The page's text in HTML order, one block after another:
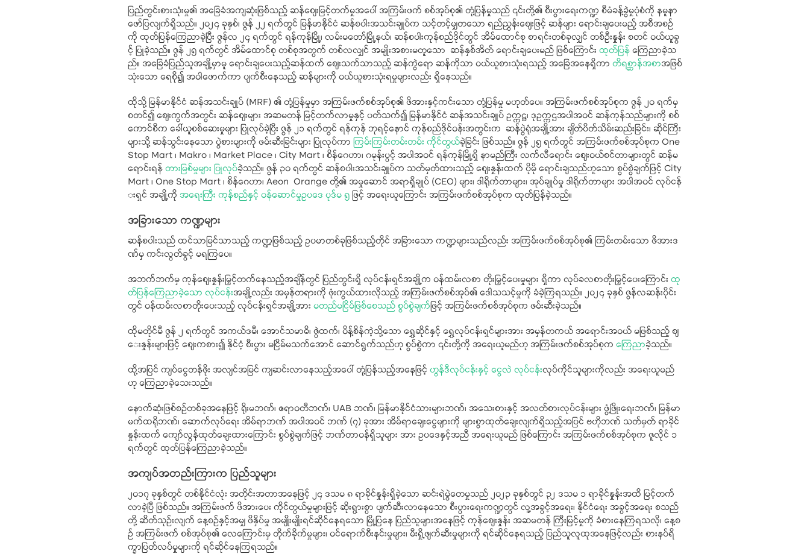
ပြည်တွင်းစားသုံးမှု၏ အခြေခံအကျဆုံးဖြစ်သည့် ဆန်စျေးမြင့်တက်မှုအပေါ် အကြမ်းဖက် စစ်အုပ်စု၏ တုံ့ပြန်မှုသည် ၎င်းတို့၏ စီးပွားရေးကဏ္ဍ စီမံခန့်ခွဲမှုပုံစံကို နမူနာ
ဖော်ပြလျက်ရှိသည်။ ၂၀၂၄ ခုနှစ်၊​ ဇွန် ၂၂ ရက်တွင် မြန်မာနိုင်ငံ ဆန်စပါးအသင်းချုပ်က သင့်တင့်မျှတသော ရည်ညွှန်းဈေးဖြင့် ဆန်များ ရောင်းချပေးမည့် အစီအစဉ်
ကို ထုတ်ပြန်ကြေညာခဲ့ပြီး ဇွန်လ ၂၄ ရက်တွင် ရန်ကုန်မြို့၊ လမ်းမတော်မြို့နယ်၊ ဆန်စပါးကုန်စည်ဒိုင်တွင် အိမ်ထောင်စု စာရင်းတစ်ခုလျှင် တစ်ဦးနှုန်း စတင် ဝယ်ယူခွ
င့် ပြုခဲ့သည်။ ဇွန် ၂၅ ရက်တွင် အိမ်ထောင်စု တစ်စုအတွက် တစ်လလျှင် အမျိုးအစားမတူသော ဆန်နှစ်အိတ် ရောင်းချပေးမည် ဖြစ်ကြောင်း ထုတ်ပြန်ကြေညာခဲ့သ
ည်။ အခြေခံပြည်သူအချို့မှာမူ ရောင်းချပေးသည့်ဆန်ထက် ဈေးသက်သာသည့် ဆန်ကွဲရော ဆန်ကိုသာ ဝယ်ယူစားသုံးရသည့် အခြေအနေရှိကာ တိရစ္ဆာန်အစာအဖြစ်
သုံးသော ရေစို၍ အဝါဖောက်ကာ ပျက်စီးနေသည့် ဆန်များကို ဝယ်ယူစားသုံးရမှုများလည်း ရှိနေသည်။
ထိုသို့ မြန်မာနိုင်ငံ ဆန်အသင်းချုပ် (MRF) ၏ တုံ့ပြန်မှုမှာ အကြမ်းဖက်စစ်အုပ်စု၏ ဖိအားနှင့်ကင်းသော တုံ့ပြန်မှု မဟုတ်ပေ။ အကြမ်းဖက်စစ်အုပ်စုက ဇွန် ၂၀ ရက်မှ
စတင်၍ ဈေးကွက်အတွင်း ဆန်ဈေးများ အဆမတန် မြင့်တက်လာမှုနှင့် ပတ်သက်၍ မြန်မာနိုင်ငံ ဆန်အသင်းချုပ် ဥက္ကဋ္ဌ၊ ဒုဥက္ကဌအပါအဝင် ဆန်ကုန်သည်များကို စစ်
ကောင်စီက ခေါ်ယူစစ်ဆေးမှုများ ပြုလုပ်ခဲ့ပြီး ဇွန် ၂၁ ရက်တွင် ရန်ကုန် ဘုရင့်နောင် ကုန်စည်ဒိုင်ဝန်းအတွင်းက ဆန်ပွဲရုံအချို့အား ချိတ်ပိတ်သိမ်းဆည်းခြင်း၊ ဆိုင်ကြီး
များသို့ ဆန်သွင်းနေသော ပွဲစားများကို ဖမ်းဆီးခြင်းများ ပြုလုပ်ကာ ကြမ်းကြမ်းတမ်းတမ်း ကိုင်တွယ်ခဲ့ခြင်း ဖြစ်သည်။ ဇွန် ၂၅ ရက်တွင် အကြမ်းဖက်စစ်အုပ်စုက One
Stop Mart ၊ Makro ၊ Market Place ၊ City Mart ၊ စိန်ဂေဟာ၊ ဂမုန်းပွင့် အပါအဝင် ရန်ကုန်မြို့ရှိ နာမည်ကြီး လက်လီရောင်း ဈေးဝယ်စင်တာများတွင် ဆန်မ
ရောင်းရန်တားမြစ်မှုများ ပြုလုပ်ခဲ့သည်။ ဇွန် ၃၀ ရက်တွင် ဆန်စပါးအသင်းချုပ်က သတ်မှတ်ထားသည့် ဈေးနှုန်းထက် ပိုမို ရောင်းချသည်ဟူသော စွပ်စွဲချက်ဖြင့် City
Mart ၊ One Stop Mart ၊ စိန်ဂေဟာ၊ Aeon Orange တို့၏ အမှုဆောင် အရာရှိချုပ် (CEO) များ၊ ဒါရိုက်တာများ၊ အုပ်ချုပ်မှု ဒါရိုက်တာများ အပါအဝင် လုပ်ငန်
းရှင် အချို့ကို အရေးကြီး ကုန်စည်နှင့် ဝန်ဆောင်မှုဥပဒေ ပုဒ်မ ၅ ဖြင့် အရေးယူကြောင်း အကြမ်းဖက်စစ်အုပ်စုက ထုတ်ပြန်ခဲ့သည်။
အခြားသော ကဏ္ဍများ
ဆန်စပါးသည် ထင်သာမြင်သာသည့် ကဏ္ဍဖြစ်သည့် ဥပမာတစ်ခုဖြစ်သည့်တိုင် အခြားသော ကဏ္ဍများသည်လည်း အကြမ်းဖက်စစ်အုပ်စု၏ ကြမ်းတမ်းသော ဖိအားဒ
ဏ်မှ ကင်းလွတ်ခွင့် မရကြပေ။
အဘက်ဘက်မှ ကုန်ဈေးနှုန်းမြှင့်တက်နေသည့်အချိန်တွင် ပြည်တွင်းရှိ လုပ်ငန်းရှင်အချို့က ဝန်ထမ်းလစာ တိုးမြှင့်ပေးမှုများ ရှိကာ လုပ်ခလစာတိုးမြှင့်ပေးကြောင်း ထု
တ်ပြန်ကြေညာခဲ့သော လုပ်ငန်းအချို့လည်း အမှန်တရားကို ဖုံးကွယ်ထားလိုသည့် အကြမ်းဖက်စစ်အုပ်၏ ဒေါသသင့်မှုကို ခံခဲ့ကြရသည်။ ၂၀၂၄ ခုနှစ် ဇွန်လဆန်းပိုင်း
တွင် ဝန်ထမ်းလစာတိုးပေးသည့် လုပ်ငန်းရှင်အချို့အား မတည်မငြိမ်ဖြစ်စေသည် စွပ်စွဲချက်ဖြင့် အကြမ်းဖက်စစ်အုပ်စုက ဖမ်းဆီးခဲ့သည်။
ထိုမတိုင်မီ ဇွန် ၂ ရက်တွင် အကယ်ဒမီ၊ အောင်သမာဓိ၊ ဇွဲထက်၊ ဝိန့်စိန်ကဲ့သို့သော ရွှေဆိုင်နှင့် ရွှေလုပ်ငန်းရှင်များအား အမှန်တကယ် အရောင်းအဝယ် မဖြစ်သည့် ဈ
ေးနှုန်းများဖြင့် ဈေးကစား၍ နိုင်ငံ့ စီးပွား မငြိမ်မသက်အောင် ဆောင်ရွက်သည်ဟု စွပ်စွဲကာ ၎င်းတို့ကို အရေးယူမည်ဟု အကြမ်းဖက်စစ်အုပ်စုက ကြေညာခဲ့သည်။
ထို့အပြင် ကျပ်ငွေတန်ဖိုး အလျင်အမြင် ကျဆင်းလာနေသည့်အပေါ် တုံ့ပြန်သည့်အနေဖြင့် ဟွန်ဒီလုပ်ငန်းနှင့် ငွေလဲ လုပ်ငန်းလုပ်ကိုင်သူများကိုလည်း အရေးယူမည်
ဟု ကြေညာခဲ့သေးသည်။
နောက်ဆုံးဖြစ်စဉ်တစ်ခုအနေဖြင့် ရိုးမဘဏ်၊​ ဧရာဝတီဘဏ်၊ UAB ဘဏ်၊ မြန်မာနိုင်ငံသားများဘဏ်၊ အသေးစားနှင့် အလတ်စားလုပ်ငန်းများ ဖွံ့ဖြိုးရေးဘဏ်၊ မြန်မာ
မက်ထရိုဘဏ်၊ ဆောက်လုပ်ရေး အိမ်ရာဘဏ် အပါအဝင် ဘဏ် (၇) ခုအား အိမ်ရာချေးငွေများကို များစွာထုတ်ချေးလျက်ရှိသည့်အပြင် ဗဟိုဘဏ် သတ်မှတ် ရာခိုင်
နှုန်းထက် ကျော်လွန်ထုတ်ချေးထားကြောင်း စွပ်စွဲချက်ဖြင့် ဘဏ်တာဝန်ရှိသူများ အား ဥပဒေနှင့်အညီ အရေးယူမည် ဖြစ်ကြောင်း အကြမ်းဖက်စစ်အုပ်စုက ဇူလိုင် ၁
ရက်တွင် ထုတ်ပြန်ကြေညာခဲ့သည်။
အကျပ်အတည်းကြားက ပြည်သူများ
၂၀၁၇ ခုနှစ်တွင် တစ်နိုင်ငံလုံး အတိုင်းအတာအနေဖြင့် ၂၄ ဒသမ ၈ ရာခိုင်နှုန်းရှိခဲ့သော ဆင်းရဲမွဲတေမှုသည် ၂၀၂၃ ခုနှစ်တွင် ၃၂ ဒသမ ၁ ရာခိုင်နှုန်းအထိ မြင့်တက်
လာခဲ့ပြီ ဖြစ်သည်။ အကြမ်းဖက် ဖိအားပေး ကိုင်တွယ်မှုများဖြင့် ဆိုးရွားစွာ ပျက်ဆီးလာနေသော စီးပွားရေးကဏ္ဍတွင် လူ့အခွင့်အရေး၊ နိုင်ငံရေး အခွင့်အရေး စသည်
တို့ ဆိတ်သုဉ်းလျက် နေ့စဉ်နှင့်အမျှ ဖိနှိပ်မှု အမျိုးမျိုးရင်ဆိုင်နေရသော မြို့ပြနေ ပြည်သူများအနေဖြင့် ကုန်စျေးနှုန်း အဆမတန် ကြီးမြင့်မှုကို ခံစားနေကြရသလို၊ နေ့စ
ဉ် အကြမ်းဖက် စစ်အုပ်စု၏ လေကြောင်းမှ တိုက်ခိုက်မှုများ၊ ဝင်ရောက်စီးနင်းမှုများ၊ မီးရှို့ဖျက်ဆီးမှုများကို ရင်ဆိုင်နေရသည့် ပြည်သူလူထုအနေဖြင့်လည်း စားနပ်ရိ
က္ခာပြတ်လပ်မှုများကို ရင်ဆိုင်နေကြရသည်။